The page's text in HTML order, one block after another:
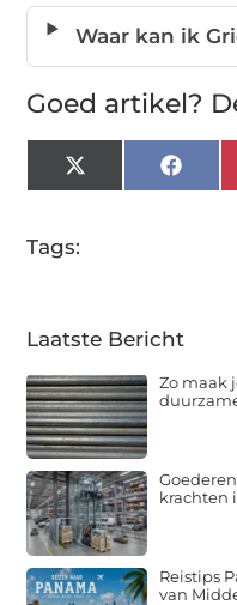
Waar kan ik
Goed artikel?
X
(Twitter)
Tags:
Laatste Bericht
Zo maak
krachten
Reistips
van